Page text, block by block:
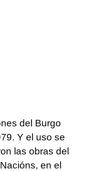
del Burgo
Y el uso se
las obras del
en el